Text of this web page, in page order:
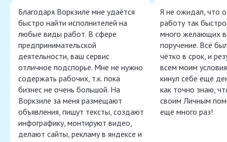
Благодаря Воркзиле мне удаётся
быстро найти исполнителей на
любые виды работ. В сфере
предпринимательской
деятельности, ваш сервис
отличное подспорье. Мне не нужно
содержать рабочих, т.к. пока
бизнес не очень большой. На
Воркзиле за меня размещают
объявления, пишут тексты, создают
инфографику, монтируют видео,
делают сайты, рекламу в яндексе и
Я не ожидал, что
работу так
много желающих
поручение. Всё
чётко в срок, и
всем моим
кинул себе ещё
как точно знаю,
своим Личным
ещё много раз!